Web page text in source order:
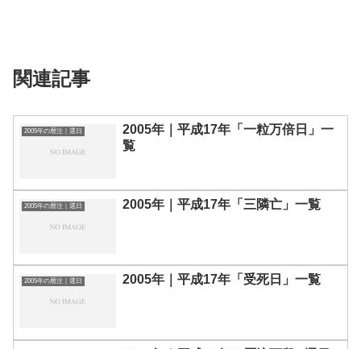
関連記事
2005年の暦注｜選日
2005年｜平成17年「一粒万倍日」一
覧
2005年の暦注｜選日 2005年｜平成17年「三隣亡」一覧
2005年の暦注｜選日 2005年｜平成17年「受死日」一覧